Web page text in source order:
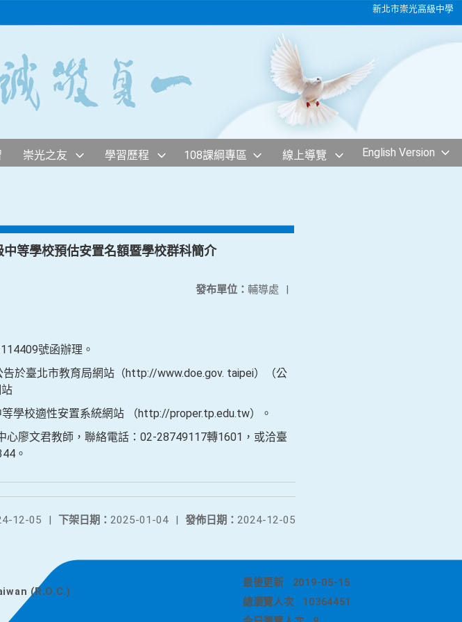
新北市崇光高級中學
崇光之友 學習歷程 108課綱專區 線上導覽 English Version
等學校預估安置名額暨學校群科簡介
發布單位： 輔導處 |
號函辦理。
於臺北市教育局網站（http://www.doe.gov. taipei）（公
校適性安置系統網站 （http://proper.tp.edu.tw）。
廖文君教師，聯絡電話：02-28749117轉1601，或洽臺
。
發佈日期： 2024-12-05
下架日期： 2025-01-04 |
12-05 |
(R.O.C.)
最後更新
2019-05-15
總瀏覽人次
10364451